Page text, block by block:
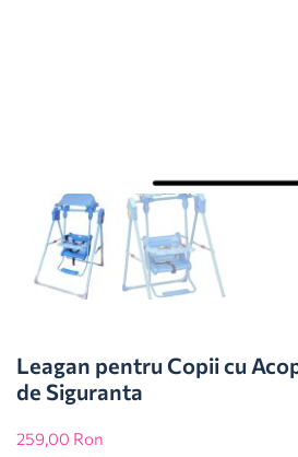
Leagan pentru Copii cu
de Siguranta
259,00 Ron